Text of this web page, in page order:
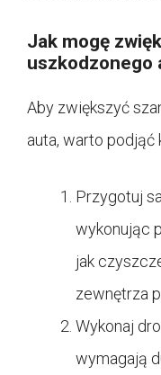
Jak mogę
uszkodzonego
Aby zwiększyć
auta, warto podjąć
Przygotuj
wykonując
jak
zewnętrza
Wykonaj
wymagają